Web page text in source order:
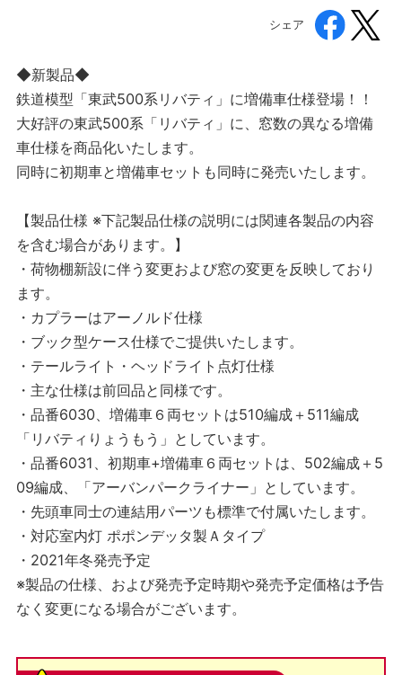
シェア
◆新製品◆
鉄道模型「東武500系リバティ」に増備車仕様登場！！
大好評の東武500系「リバティ」に、窓数の異なる増備
車仕様を商品化いたします。
同時に初期車と増備車セットも同時に発売いたします。
【製品仕様 ※下記製品仕様の説明には関連各製品の内容
を含む場合があります。】
・荷物棚新設に伴う変更および窓の変更を反映しており
ます。
・カプラーはアーノルド仕様
・ブック型ケース仕様でご提供いたします。
・テールライト・ヘッドライト点灯仕様
・主な仕様は前回品と同様です。
・品番6030、増備車６両セットは510編成＋511編成
「リバティりょうもう」としています。
・品番6031、初期車+増備車６両セットは、502編成＋5
09編成、「アーバンパークライナー」としています。
・先頭車同士の連結用パーツも標準で付属いたします。
・対応室内灯 ポポンデッタ製Ａタイプ
・2021年冬発売予定
※製品の仕様、および発売予定時期や発売予定価格は予告
なく変更になる場合がございます。